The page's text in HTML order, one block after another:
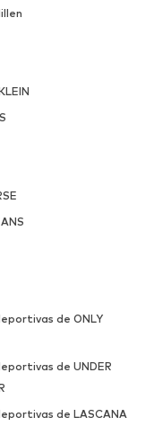
de ONLY
de UNDER
de LASCANA